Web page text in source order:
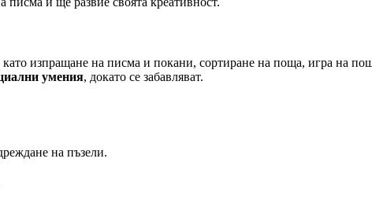
като изпращане на писма и покани, сортиране на поща, игра на
умения, докато се забавляват.
на пъзели.